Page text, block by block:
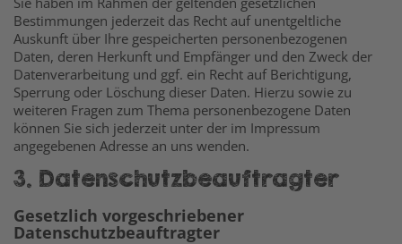
Bestimmungen jederzeit das Recht auf unentgeltliche
Auskunft über Ihre gespeicherten personenbezogenen
Daten, deren Herkunft und Empfänger und den Zweck der
Datenverarbeitung und ggf. ein Recht auf Berichtigung,
Sperrung oder Löschung dieser Daten. Hierzu sowie zu
weiteren Fragen zum Thema personenbezogene Daten
können Sie sich jederzeit unter der im Impressum
angegebenen Adresse an uns wenden.
3. Datenschutzbeauftragter
Gesetzlich vorgeschriebener
Datenschutzbeauftragter